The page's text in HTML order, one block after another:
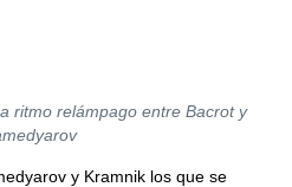
ritmo relámpago entre Bacrot y
y Kramnik los que se